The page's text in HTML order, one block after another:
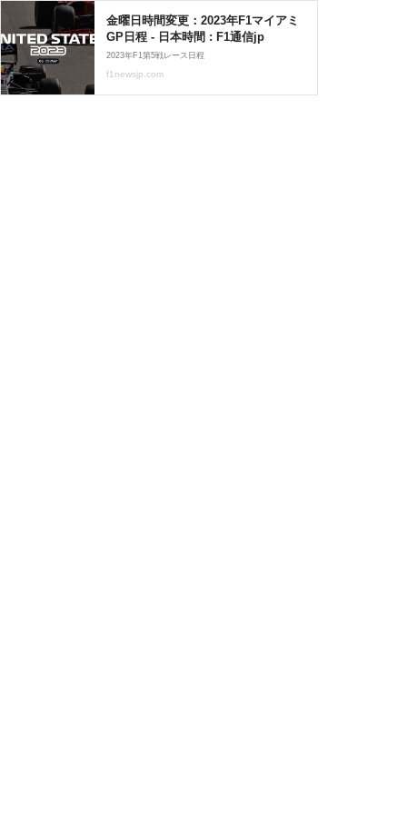
金曜日時間変更：2023年F1マイアミ
GP日程 - 日本時間 : F1通信jp
2023年F1第5戦レース日程
f1newsjp.com